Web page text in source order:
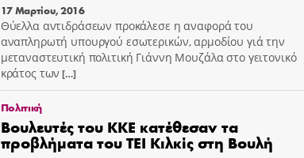
17 Μαρτίου, 2016
Θύελλα αντιδράσεων προκάλεσε η αναφορά του
αναπληρωτή υπουργού εσωτερικών, αρμοδίου γιά την
μεταναστευτική πολιτική Γιάννη Μουζάλα στο γειτονικό
κράτος των […]
Πολιτική
Βουλευτές του ΚΚΕ κατέθεσαν τα
προβλήματα του ΤΕΙ Κιλκίς στη Βουλή